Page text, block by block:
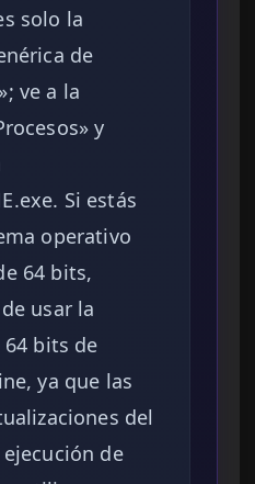
solo la
de
ve a la
y
Si estás
operativo
64 bits,
usar la
bits de
ya que las
del
de